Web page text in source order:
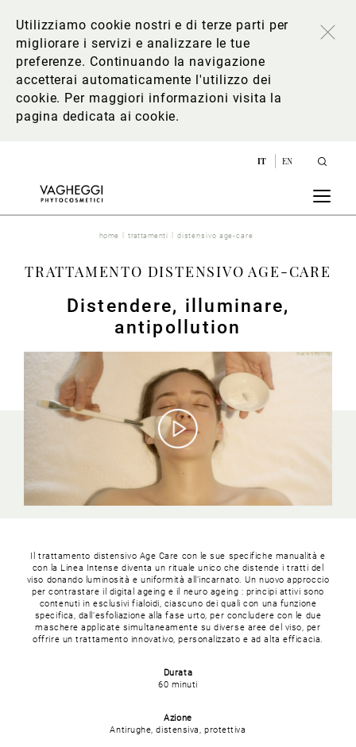
Utilizziamo cookie nostri e di terze parti per
migliorare i servizi e analizzare le tue
preferenze. Continuando la navigazione
accetterai automaticamente l'utilizzo dei
cookie. Per maggiori informazioni visita la
pagina dedicata ai cookie.
IT EN
home trattamenti distensivo age-care
TRATTAMENTO DISTENSIVO AGE-CARE
Distendere, illuminare,
antipollution
Il trattamento distensivo Age Care con le sue specifiche manualità e
con la Linea Intense diventa un rituale unico che distende i tratti del
viso donando luminosità e uniformità all’incarnato. Un nuovo approccio
per contrastare il digital ageing e il neuro ageing : principi attivi sono
contenuti in esclusivi fialoidi, ciascuno dei quali con una funzione
specifica, dall’esfoliazione alla fase urto, per concludere con le due
maschere applicate simultaneamente su diverse aree del viso, per
offrire un trattamento innovativo, personalizzato e ad alta efficacia.
Durata
60 minuti
Azione
Antirughe, distensiva, protettiva